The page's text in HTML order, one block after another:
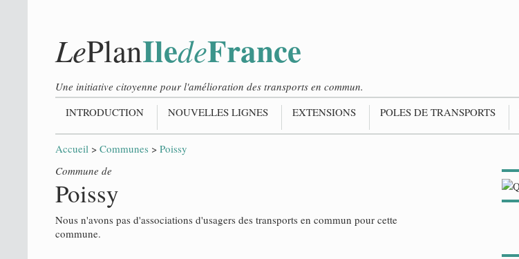
LePlanIledeFrance
Une initiative citoyenne pour l'amélioration des transports en commun.
INTRODUCTION
NOUVELLES LIGNES EXTENSIONS POLES DE TRANSPORTS
Accueil > Communes > Poissy
Commune de
Poissy
Nous n'avons pas d'associations d'usagers des transports en commun pour cette
commune.